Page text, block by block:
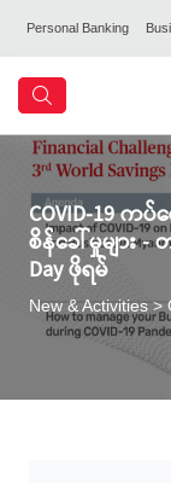
Personal Banking
COVID-19 က
စိန်ခေါ်မှုများ
Day ဖိုရမ်
New & Activities >